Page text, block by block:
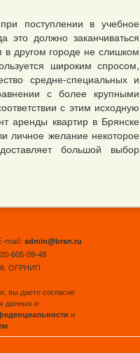
поступлении в учебное
должно заканчиваться
в другом городе не слишком
широким спросом,
средне-специальных и
с более крупными
с этим исходную
аренды квартир в Брянске
личное желание некоторое
большой выбор
mail: admin@brsn.ru
605-09-48
ОГРНИП
вы даете согласие
данных и
и